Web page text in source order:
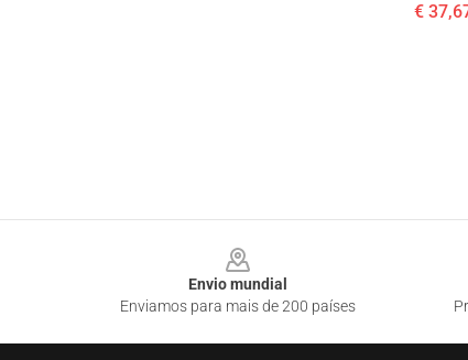
€
Envio mundial
Enviamos para mais de 200 países